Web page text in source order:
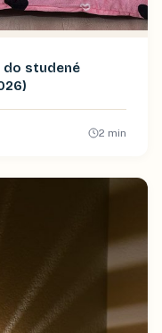
do studené
2 min